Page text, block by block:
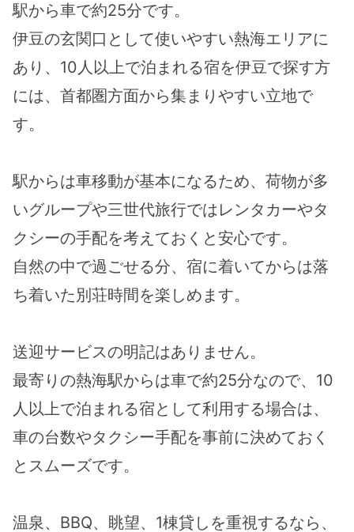
駅から車で約25分です。
伊豆の玄関口として使いやすい熱海エリアに
あり、10人以上で泊まれる宿を伊豆で探す方
には、首都圏方面から集まりやすい立地で
す。
駅からは車移動が基本になるため、荷物が多
いグループや三世代旅行ではレンタカーやタ
クシーの手配を考えておくと安心です。
自然の中で過ごせる分、宿に着いてからは落
ち着いた別荘時間を楽しめます。
送迎サービスの明記はありません。
最寄りの熱海駅からは車で約25分なので、10
人以上で泊まれる宿として利用する場合は、
車の台数やタクシー手配を事前に決めておく
とスムーズです。
温泉、BBQ、眺望、1棟貸しを重視するなら、